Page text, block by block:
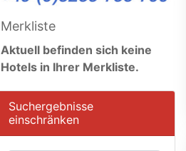
Merkliste
Aktuell befinden sich keine
Hotels in Ihrer Merkliste.
Suchergebnisse
einschränken